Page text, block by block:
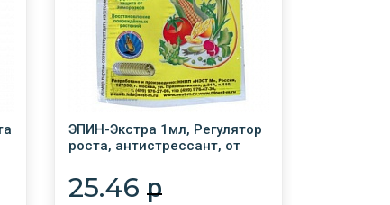
ЭПИН-Экстра 1мл, Регулятор
роста, антистрессант, от
25.46 p